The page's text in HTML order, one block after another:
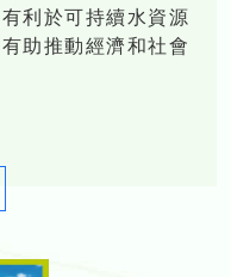
利於可持續水資源
助推動經濟和社會